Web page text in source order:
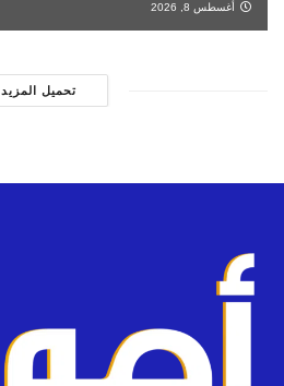
أغسطس 8, 2026
تحميل المزيد